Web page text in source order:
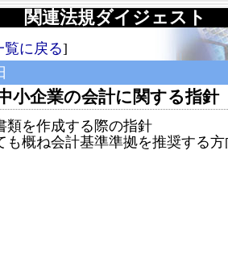
関連法規ダイジェスト
覧に戻る]
小企業の会計に関する指針
類を作成する際の指針
も概ね会計基準準拠を推奨する